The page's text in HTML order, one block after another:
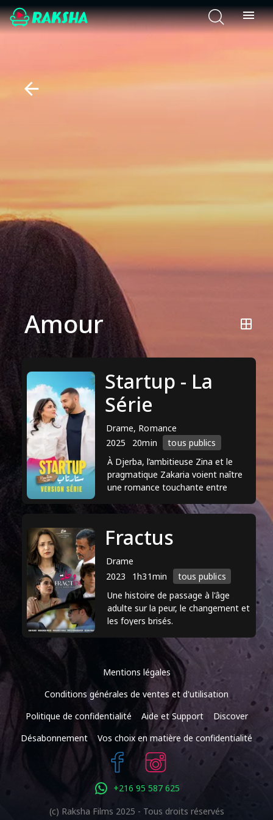
Amour
Startup - La
Série
Drame, Romance
2025
20min
tous publics
À Djerba, l’ambitieuse Zina et le
pragmatique Zakaria voient naître
une romance touchante entre
Fractus
Drame
2023
1h31min
tous publics
Une histoire de passage à l'âge
adulte sur la peur, le changement et
les foyers brisés.
Mentions légales
Conditions générales de ventes et d'utilisation
Politique de confidentialité
Aide et Support
Discover
Désabonnement
Vos choix en matière de confidentialité
+216 95 587 625
(c) Raksha Films 2025 - Tous droits réservés